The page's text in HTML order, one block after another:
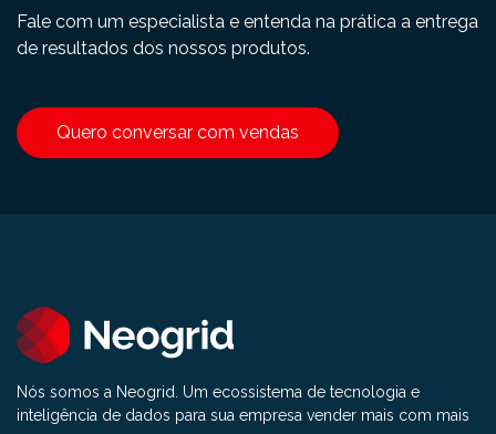
Fale com um especialista e entenda na prática a entrega
de resultados dos nossos produtos.
Quero conversar com vendas
Nós somos a Neogrid. Um ecossistema de tecnologia e
inteligência de dados para sua empresa vender mais com mais